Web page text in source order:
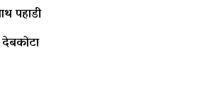
पहाडी